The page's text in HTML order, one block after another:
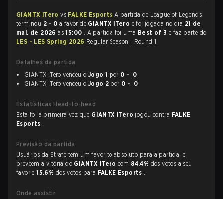
GIANTX iTerovs FALKE EsportsA partida de League of Legends
terminou 2 - 0 a favor de GIANTX iTero e foi jogada no dia 21 de
mai. de 2026às15:00 . A partida foi uma Best of 3 e faz parte do
LES - LES Spring 2026 Regular Season - Round 1.
Detalhes da partida
GIANTX iTero venceu o Jogo 1 por 0 - 0
GIANTX iTero venceu o Jogo 2 por 0 - 0
Estatísticas Head-to-head
Esta foi a primeira vez que GIANTX iTero jogou contra FALKE
Esports .
Previsão da partida
Usuários da Strafe tem um favorito absoluto para a partida, e
preveem a vitória do GIANTX iTero com 84.4% dos votos a seu
favor e15.6% dos votos para FALKE Esports .
Onde assistir